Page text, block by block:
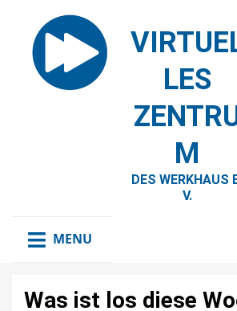
LES
M
DES WERKHAUS
V.
MENU
Was ist los diese